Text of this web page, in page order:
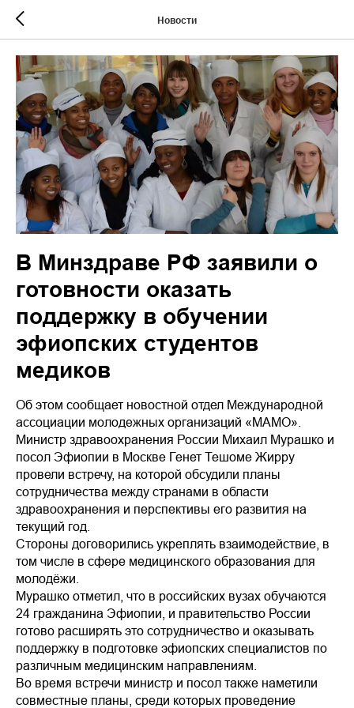
Новости
В Минздраве РФ заявили о
готовности оказать
поддержку в обучении
эфиопских студентов
медиков
Об этом сообщает новостной отдел Международной
ассоциации молодежных организаций «МАМО».
Министр здравоохранения России Михаил Мурашко и
посол Эфиопии в Москве Генет Тешоме Жирру
провели встречу, на которой обсудили планы
сотрудничества между странами в области
здравоохранения и перспективы его развития на
текущий год.
Стороны договорились укреплять взаимодействие, в
том числе в сфере медицинского образования для
молодёжи.
Мурашко отметил, что в российских вузах обучаются
24 гражданина Эфиопии, и правительство России
готово расширять это сотрудничество и оказывать
поддержку в подготовке эфиопских специалистов по
различным медицинским направлениям.
Во время встречи министр и посол также наметили
совместные планы, среди которых проведение